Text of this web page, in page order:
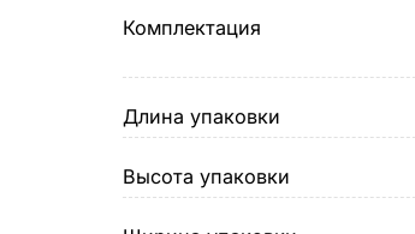
Комплектация
Длина упаковки
Высота упаковки